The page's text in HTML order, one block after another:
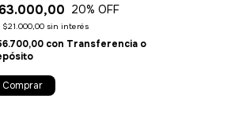
20% OFF
$21.000,00 sin interés
con Transferencia o
Comprar